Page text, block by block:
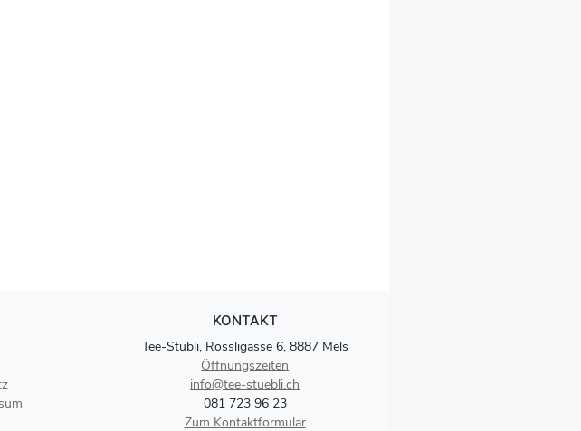
KONTAKT
Tee-Stübli, Rössligasse 6, 8887 Mels
Öffnungszeiten
info@tee-stuebli.ch
081 723 96 23
Zum Kontaktformular